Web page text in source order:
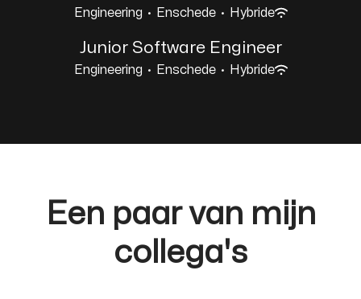
Engineering · Enschede · Hybride
Junior Software Engineer
Engineering · Enschede · Hybride
Een paar van mijn
collega's